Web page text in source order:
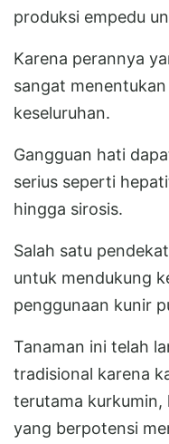
produksi empedu
Karena perannya
sangat
keseluruhan.
Gangguan hati
serius seperti
hingga sirosis.
Salah satu
untuk mendukung
penggunaan kunir
Tanaman ini telah
tradisional karena
terutama kurkumin,
yang berpotensi